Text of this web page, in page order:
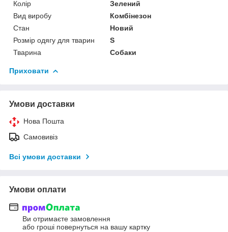
Колір
Зелений
Вид виробу
Комбінезон
Стан
Новий
Розмір одягу для тварин
S
Тварина
Собаки
Приховати
Умови доставки
Нова Пошта
Самовивіз
Всі умови доставки
Умови оплати
Ви отримаєте замовлення
або гроші повернуться на вашу картку